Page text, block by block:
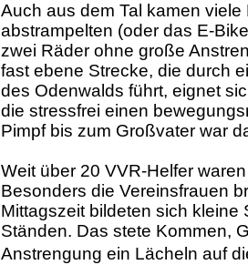
Auch aus dem Tal kamen
abstrampelten (oder das E-
zwei Räder ohne große
fast ebene Strecke, die durch
des Odenwalds führt, eignet
die stressfrei einen
Pimpf bis zum Großvater war
Weit über 20 VVR-Helfer
Besonders die Vereinsfrauen
Mittagszeit bildeten sich
Ständen. Das stete Kommen,
Anstrengung ein Lächeln auf